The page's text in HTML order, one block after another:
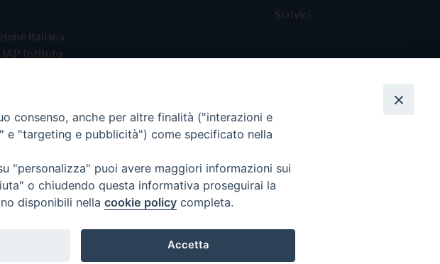
Italiana
IAP (Istituto
Scrivici
consenso, anche per altre finalità ("interazioni e
e "targeting e pubblicità") come specificato nella
"personalizza" puoi avere maggiori informazioni sui
o chiudendo questa informativa proseguirai la
disponibili nella cookie policy completa.
Accetta